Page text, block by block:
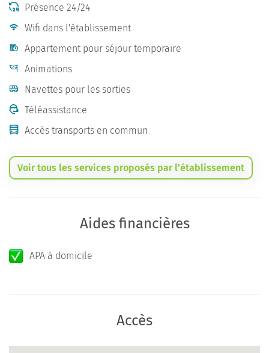
Présence 24/24
Wifi dans l'établissement
Appartement pour séjour temporaire
Animations
Navettes pour les sorties
Téléassistance
Accès transports en commun
Voir tous les services proposés par l’établissement
Aides financières
APA à domicile
Accès